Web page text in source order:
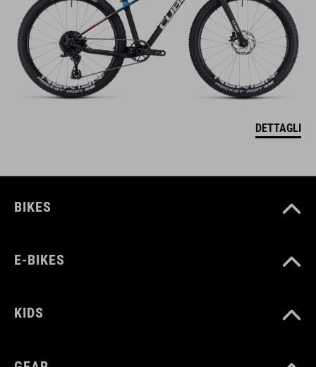
DETTAGLI
BIKES
E-BIKES
KIDS